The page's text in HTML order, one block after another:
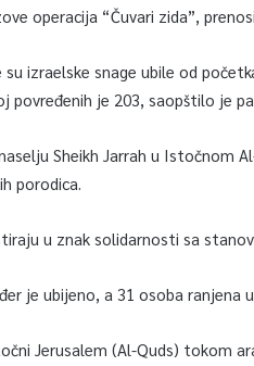
operacija “Čuvari zida”,
izraelske snage ubile od
povređenih je 203, saopštilo je
Sheikh Jarrah u Istočnom
porodica.
u znak solidarnosti sa
je ubijeno, a 31 osoba ranjena
Jerusalem (Al-Quds) tokom